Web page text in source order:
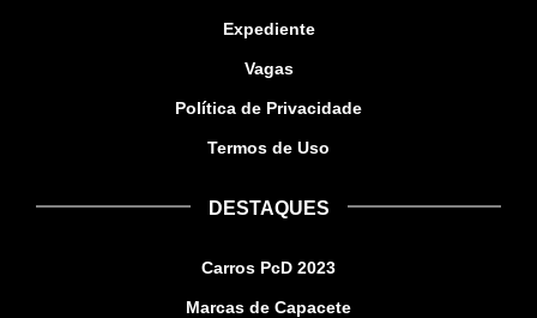
Expediente
Vagas
Política de Privacidade
Termos de Uso
DESTAQUES
Carros PcD 2023
Marcas de Capacete